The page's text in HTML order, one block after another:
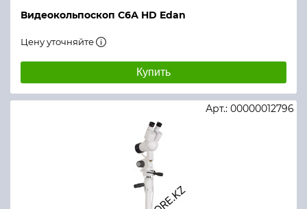
Видеокольпоскоп С6А HD Edan
Цену уточняйте
Купить
Арт.: 00000012796